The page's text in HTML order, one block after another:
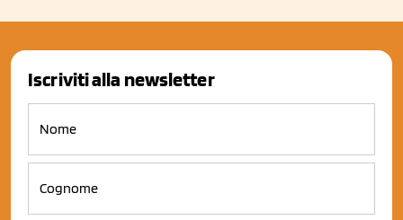
Iscriviti alla newsletter